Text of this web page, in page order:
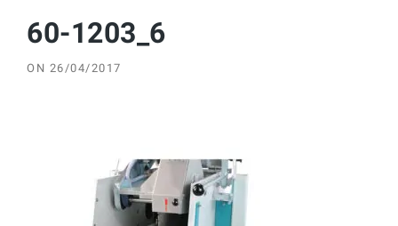
60-1203_6
ON 26/04/2017